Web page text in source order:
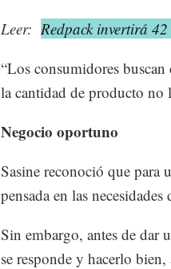
Leer: Redpack invertirá
“Los consumidores
la cantidad de producto no
Negocio oportuno
Sasine reconoció que para
pensada en las
Sin embargo, antes de dar
se responde y hacerlo